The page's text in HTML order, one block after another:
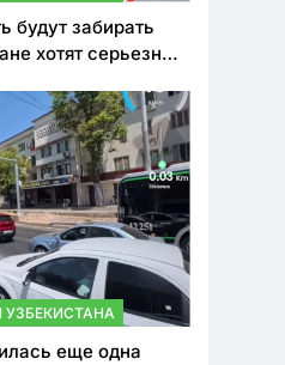
будут забирать
хотят серьезно
УЗБЕКИСТАНА
еще одна